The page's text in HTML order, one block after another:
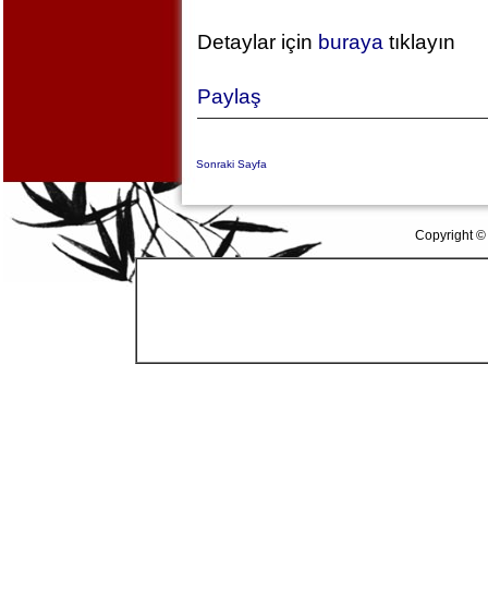
Detaylar için buraya tıklayın
Paylaş
Sonraki Sayfa
Copyright ©